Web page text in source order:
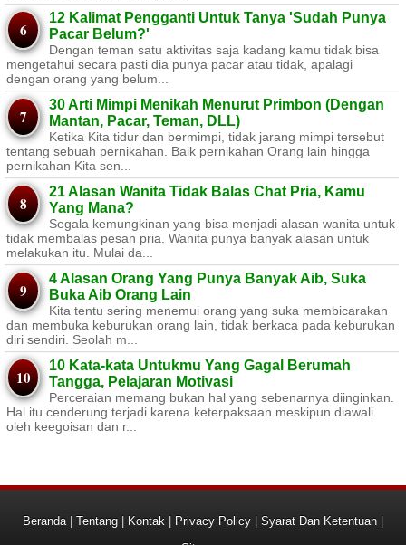
12 Kalimat Pengganti Untuk Tanya 'Sudah Punya
Pacar Belum?'
Dengan teman satu aktivitas saja kadang kamu tidak bisa
mengetahui secara pasti dia punya pacar atau tidak, apalagi
dengan orang yang belum...
30 Arti Mimpi Menikah Menurut Primbon (Dengan
Mantan, Pacar, Teman, DLL)
Ketika Kita tidur dan bermimpi, tidak jarang mimpi tersebut
tentang sebuah pernikahan. Baik pernikahan Orang lain hingga
pernikahan Kita sen...
21 Alasan Wanita Tidak Balas Chat Pria, Kamu
Yang Mana?
Segala kemungkinan yang bisa menjadi alasan wanita untuk
tidak membalas pesan pria. Wanita punya banyak alasan untuk
melakukan itu. Mulai da...
4 Alasan Orang Yang Punya Banyak Aib, Suka
Buka Aib Orang Lain
Kita tentu sering menemui orang yang suka membicarakan
dan membuka keburukan orang lain, tidak berkaca pada keburukan
diri sendiri. Seolah m...
10 Kata-kata Untukmu Yang Gagal Berumah
Tangga, Pelajaran Motivasi
Perceraian memang bukan hal yang sebenarnya diinginkan.
Hal itu cenderung terjadi karena keterpaksaan meskipun diawali
oleh keegoisan dan r...
Beranda| Tentang Kontak Privacy Policy Syarat Dan Ketentuan